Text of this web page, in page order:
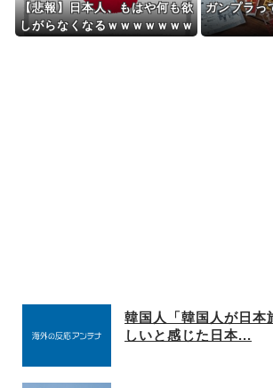
【悲報】日本人、もはや何も欲
しがらなくなるｗｗｗｗｗｗｗ
ガンプラっ
韓国人「韓国人が日本
しいと感じた日本...